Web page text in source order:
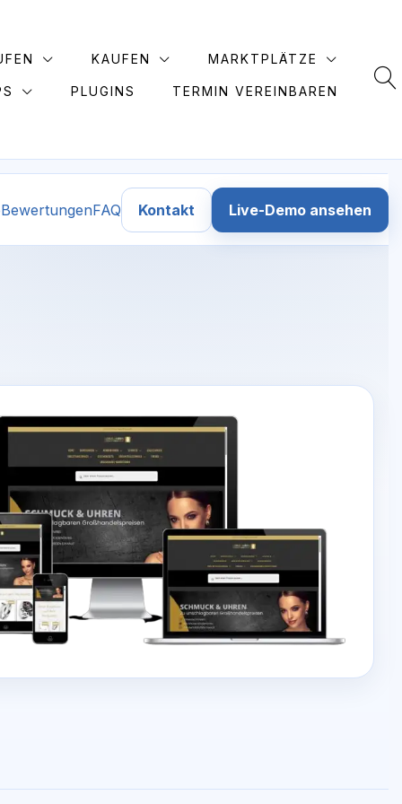
KAUFEN MARKTPLÄTZE
PLUGINS TERMIN VEREINBAREN
BewertungenFAQ Kontakt Live-Demo ansehen